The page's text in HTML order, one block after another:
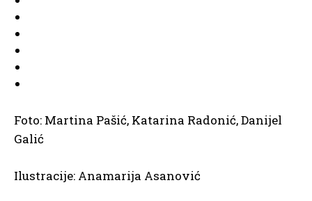
Foto: Martina Pašić, Katarina Radonić, Danijel
Galić
Ilustracije: Anamarija Asanović